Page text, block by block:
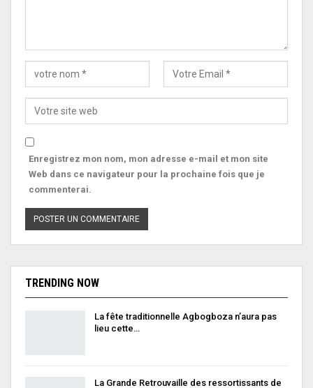
Enregistrez mon nom, mon adresse e-mail et mon site
Web dans ce navigateur pour la prochaine fois que je
commenterai.
TRENDING NOW
La fête traditionnelle Agbogboza n’aura pas
lieu cette…
La Grande Retrouvaille des ressortissants de